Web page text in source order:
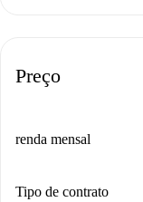
Preço
renda mensal
Tipo de contrato